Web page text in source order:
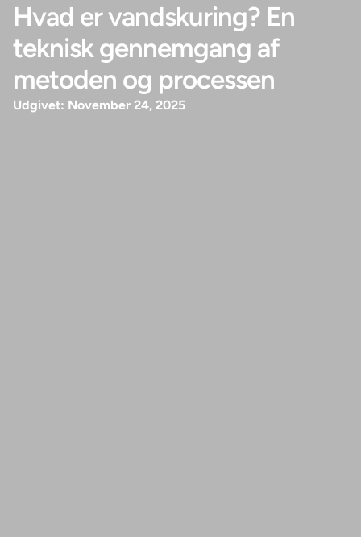
Hvad er vandskuring? En
teknisk gennemgang af
metoden og processen
Udgivet: November 24, 2025